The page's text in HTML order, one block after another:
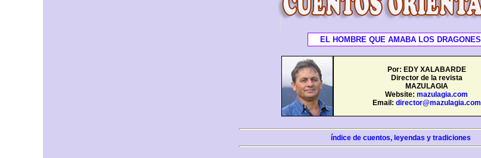
EL HOMBRE QUE AMABA LOS DRAGONES
Por: EDY XALABARDE
Director de la revista
MAZULAGIA
Website: mazulagia.com
Email: director@mazulagia.com
índice de cuentos, leyendas y tradiciones